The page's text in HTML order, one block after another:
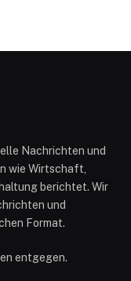
Nachrichten und
wie Wirtschaft,
berichtet. Wir
und
Format.
entgegen.